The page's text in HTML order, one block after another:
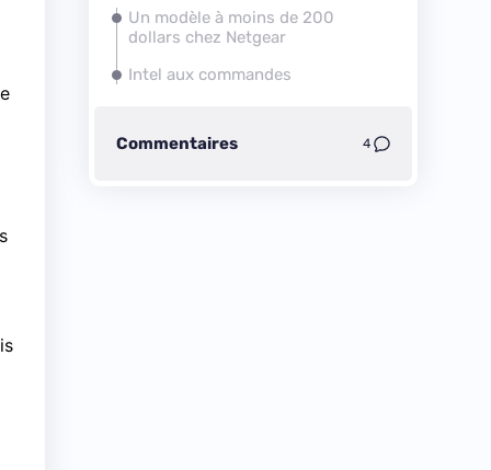
Un modèle à moins de 200
dollars chez Netgear
Intel aux commandes
Commentaires 4